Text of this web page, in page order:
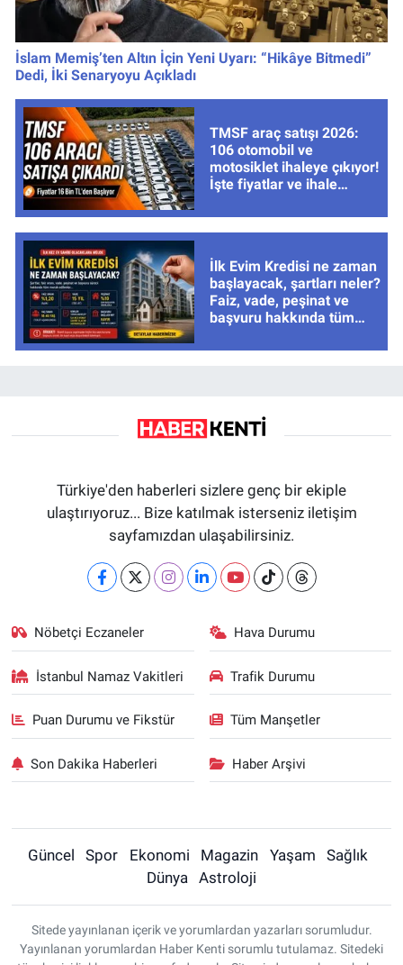
İslam Memiş’ten Altın İçin Yeni Uyarı: “Hikâye Bitmedi”
Dedi, İki Senaryoyu Açıkladı
TMSF araç satışı 2026:
106 otomobil ve
motosiklet ihaleye çıkıyor!
İşte fiyatlar ve ihale
İlk Evim Kredisi ne zaman
başlayacak, şartları neler?
Faiz, vade, peşinat ve
başvuru hakkında tüm
Türkiye'den haberleri sizlere genç bir ekiple
ulaştırıyoruz... Bize katılmak isterseniz iletişim
sayfamızdan ulaşabilirsiniz.
Nöbetçi Eczaneler Hava Durumu
İstanbul Namaz Vakitleri Trafik Durumu
Puan Durumu ve Fikstür Tüm Manşetler
Son Dakika Haberleri Haber Arşivi
Güncel Spor Ekonomi Magazin Yaşam
Sağlık
Dünya
Astroloji
Sitede yayınlanan içerik ve yorumlardan yazarları sorumludur.
Yayınlanan yorumlardan Haber Kenti sorumlu tutulamaz. Sitedeki